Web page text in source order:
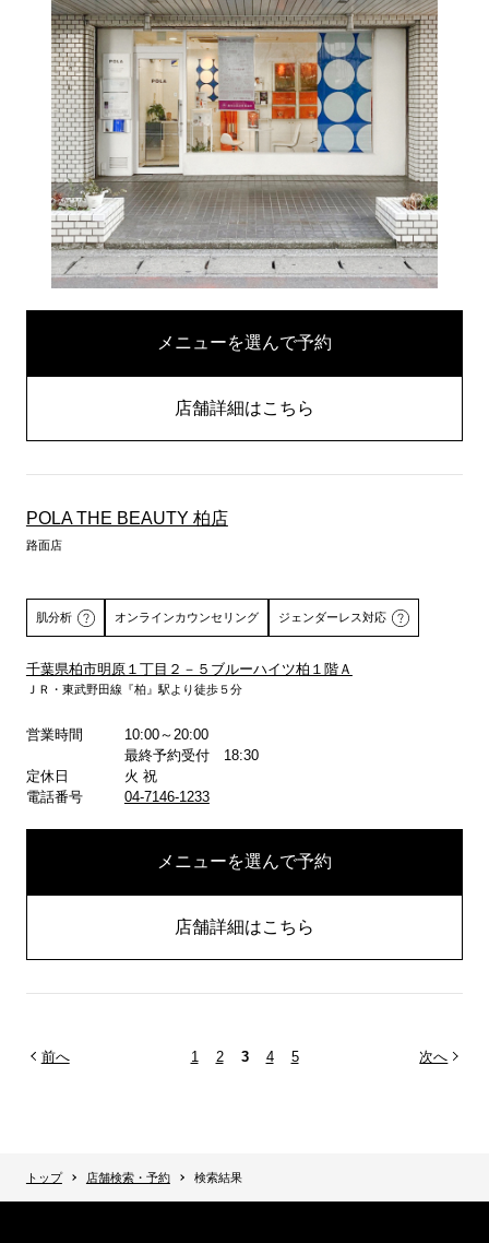
メニューを選んで予約
店舗詳細はこちら
POLA THE BEAUTY 柏店
路面店
肌分析 オンラインカウンセリング ジェンダーレス対応
千葉県柏市明原１丁目２－５ブルーハイツ柏１階Ａ
ＪＲ・東武野田線『柏』駅より徒歩５分
営業時間
10:00～20:00
最終予約受付 18:30
定休日
火 祝
電話番号
04-7146-1233
メニューを選んで予約
店舗詳細はこちら
前へ 1 2 3 4 5 次へ
トップ 店舗検索・予約 検索結果